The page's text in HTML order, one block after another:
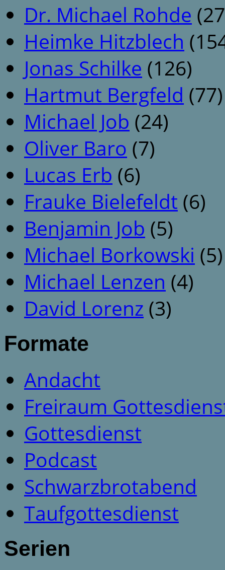
Dr. Michael Rohde
Heimke Hitzblech
Jonas Schilke (126)
Hartmut Bergfeld (77)
Michael Job (24)
Oliver Baro (7)
Lucas Erb (6)
Frauke Bielefeldt (6)
Benjamin Job (5)
Michael Borkowski (5)
Michael Lenzen (4)
David Lorenz (3)
Formate
Andacht
Freiraum
Gottesdienst
Podcast
Schwarzbrotabend
Taufgottesdienst
Serien